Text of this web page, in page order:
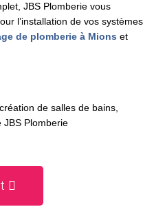
JBS Plomberie vous
l’installation de vos systèmes
de plomberie à Mions et
de salles de bains,
JBS Plomberie